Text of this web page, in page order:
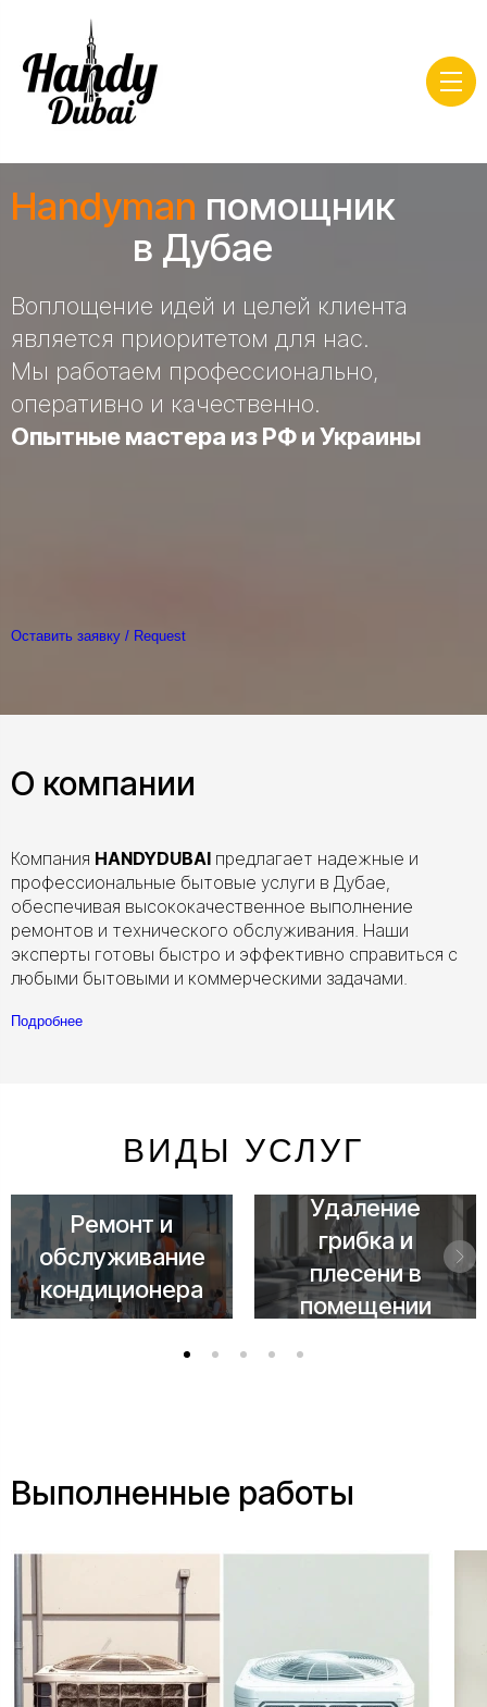
Handyman помощник
в Дубае
Воплощение идей и целей клиента
является приоритетом для нас.
Мы работаем профессионально,
оперативно и качественно.
Опытные мастера из РФ и Украины
Оставить заявку / Request
О компании
Компания HANDYDUBAI предлагает надежные и
профессиональные бытовые услуги в Дубае,
обеспечивая высококачественное выполнение
ремонтов и технического обслуживания. Наши
эксперты готовы быстро и эффективно справиться с
любыми бытовыми и коммерческими задачами.
Подробнее
ВИДЫ УСЛУГ
Ремонт и
обслуживание
кондиционера
Удаление
грибка и
плесени в
помещении
Выполненные работы